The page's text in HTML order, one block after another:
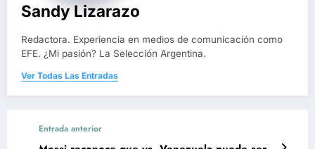
Sandy Lizarazo
Redactora. Experiencia en medios de comunicación como
EFE. ¿Mi pasión? La Selección Argentina.
Ver Todas Las Entradas
Entrada anterior